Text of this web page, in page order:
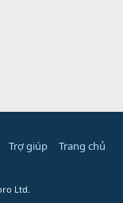
Trợ giúp Trang chủ
Ltd.